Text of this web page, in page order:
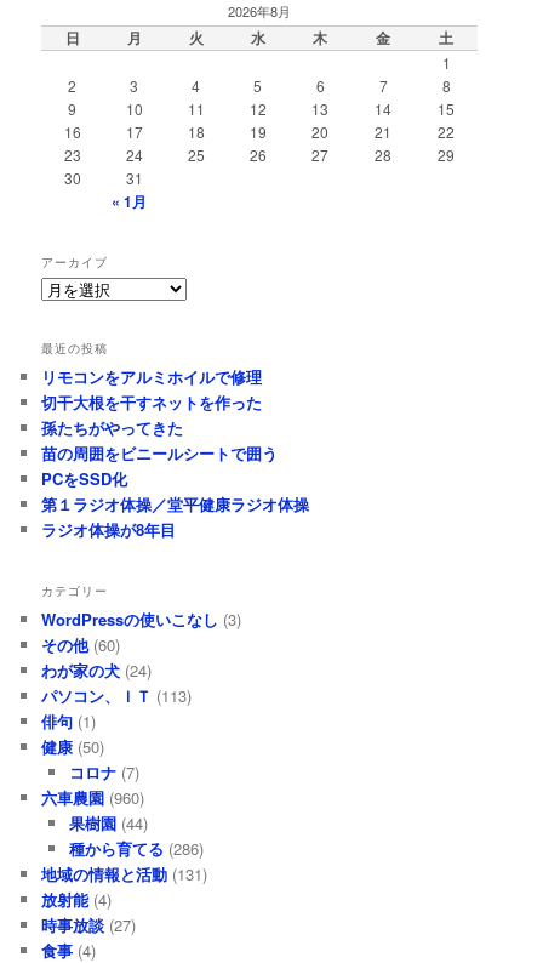
ゲ
ー
2026年8月
日 月 火 水 木 金 土
1
2
3 4 5 6 7
8
9
10 11 12 13 14
15
16
17 18 19 20 21
22
23
24 25 26 27 28
29
30
31
« 1月
アーカイブ
ア
イ
ブ
最近の投稿
リモコンをアルミホイルで修理
切干大根を干すネットを作った
孫たちがやってきた
苗の周囲をビニールシートで囲う
PCをSSD化
第１ラジオ体操／堂平健康ラジオ体操
ラジオ体操が8年目
カテゴリー
WordPressの使いこなし (3)
その他(60)
わが家の犬 (24)
パソコン、ＩＴ (113)
俳句 (1)
健康 (50)
コロナ(7)
六車農園 (960)
果樹園(44)
種から育てる (286)
地域の情報と活動 (131)
放射能 (4)
時事放談 (27)
食事 (4)